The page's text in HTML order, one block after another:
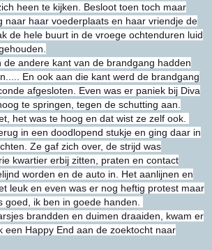
heen te kijken. Besloot toen toch maar
naar haar voederplaats en haar vriendje de
de hele buurt in de vroege ochtenduren luid
de andere kant van de brandgang hadden
En ook aan die kant werd de brandgang
afgesloten. Even was er paniek bij Diva
te springen, tegen de schutting aan.
het was te hoog en dat wist ze zelf ook.
in een doodlopend stukje en ging daar in
Ze gaf zich over, de strijd was
kwartier erbij zitten, praten en contact
worden en de auto in. Het aanlijnen en
leuk en even was er nog heftig protest maar
goed, ik ben in goede handen.
brandden en duimen draaiden, kwam er
een Happy End aan de zoektocht naar